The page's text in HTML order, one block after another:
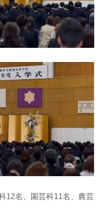
12名、園芸科11名、農芸